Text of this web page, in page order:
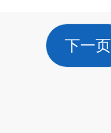
下一页